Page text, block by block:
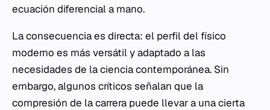
ecuación diferencial a mano.
La consecuencia es directa: el perfil del físico
moderno es más versátil y adaptado a las
necesidades de la ciencia contemporánea. Sin
embargo, algunos críticos señalan que la
compresión de la carrera puede llevar a una cierta